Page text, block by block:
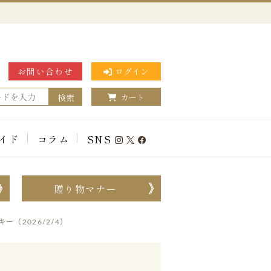
お問い合わせ ログイン
検索 カート
ド コラム SNS
贈り物マナー
ー（2026/2/4）